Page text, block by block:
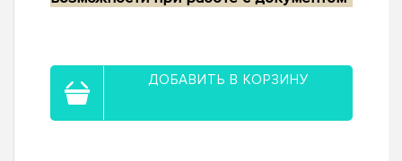
ДОБАВИТЬ В КОРЗИНУ